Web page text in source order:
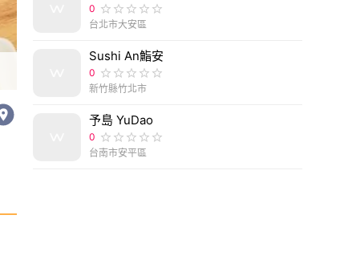
0
台北市大安區
Sushi An鮨安
0
新竹縣竹北市
予島 YuDao
0
台南市安平區